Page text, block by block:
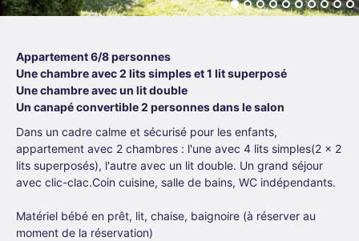
Appartement 6/8 personnes
Une chambre avec 2 lits simples et 1 lit superposé
Une chambre avec un lit double
Un canapé convertible 2 personnes dans le salon
Dans un cadre calme et sécurisé pour les enfants,
appartement avec 2 chambres : l'une avec 4 lits simples(2 x 2
lits superposés), l'autre avec un lit double. Un grand séjour
avec clic-clac.Coin cuisine, salle de bains, WC indépendants.
Matériel bébé en prêt, lit, chaise, baignoire (à réserver au
moment de la réservation)